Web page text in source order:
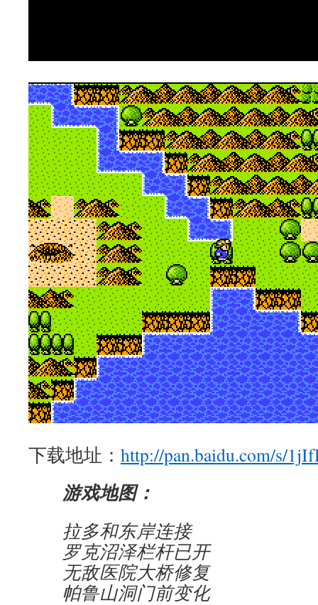
下载地址： http://pan.baidu.com/s/
游戏地图：
拉多和东岸连接
罗克沼泽栏杆已开
无敌医院大桥修复
帕鲁山洞门前变化